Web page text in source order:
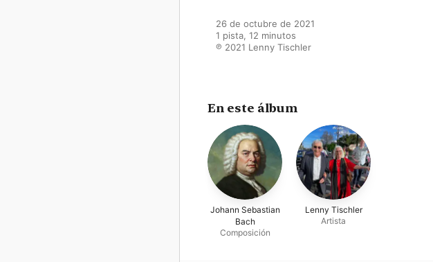
26 de octubre de 2021
1 pista, 12 minutos
℗ 2021 Lenny Tischler
En este álbum
Johann Sebastian
Bach
Composición
Lenny Tischler
Artista